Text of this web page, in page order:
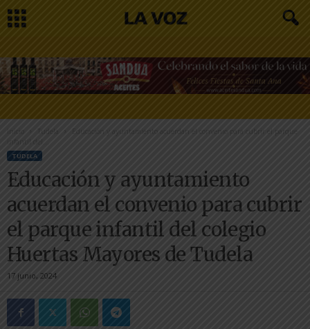
Inicio Tudela
Educación y ayuntamiento acuerdan el convenio para cubrir el parque
infantil del...
TUDELA
Educación y ayuntamiento
acuerdan el convenio para cubrir
el parque infantil del colegio
Huertas Mayores de Tudela
17 junio, 2024